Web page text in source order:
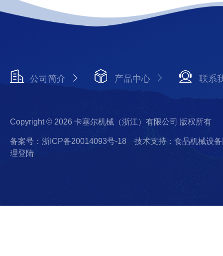
公司简介 产品中心 联系
Copyright © 2026 卡塞尔机械（浙江）有限公司 版权所有
备案号：浙ICP备20014093号-18
技术支持：食品机械设
理登陆